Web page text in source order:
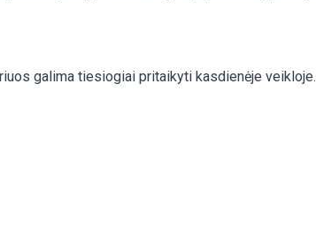
galima tiesiogiai pritaikyti kasdienėje veikloje.